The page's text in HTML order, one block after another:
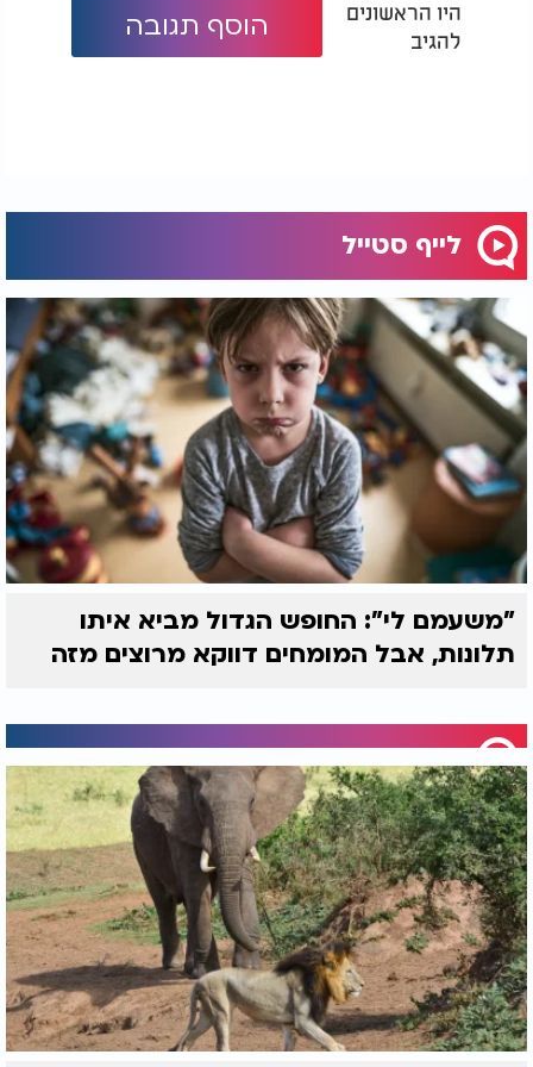
היו הראשונים
להגיב
הוסף תגובה
לייף סטייל
"משעמם לי": החופש הגדול מביא איתו
תלונות, אבל המומחים דווקא מרוצים מזה